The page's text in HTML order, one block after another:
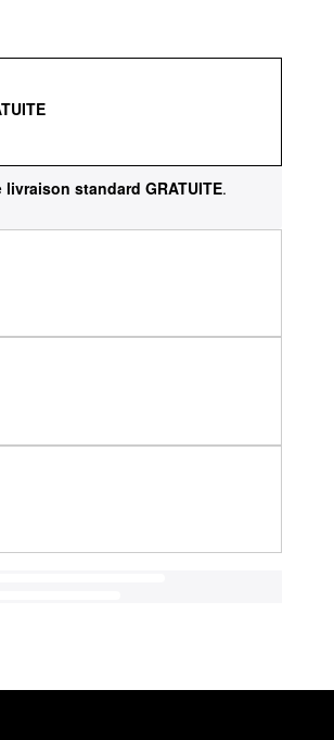
livraison standard GRATUITE.